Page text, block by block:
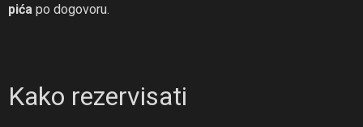
pića po dogovoru.
Kako rezervisati